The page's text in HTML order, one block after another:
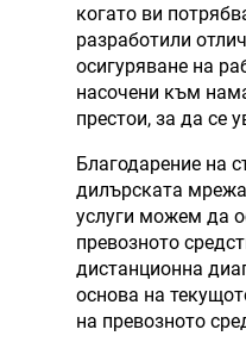
когато ви
разработили
осигуряване на
насочени към
престои, за да се
Благодарение на
дилърската мрежа
услуги можем да
превозното
дистанционна
основа на
на превозното